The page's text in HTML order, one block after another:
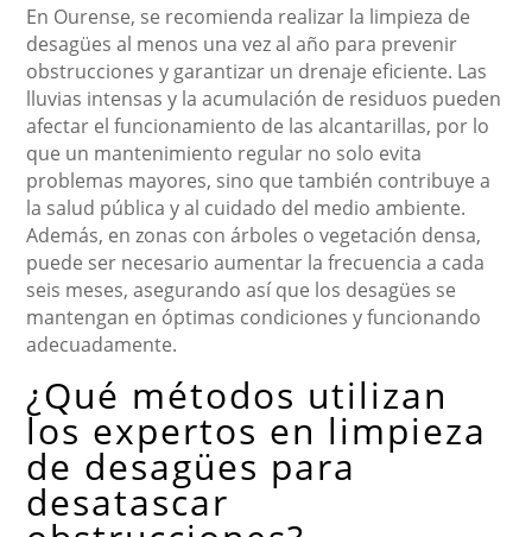
En Ourense, se recomienda realizar la limpieza de
desagües al menos una vez al año para prevenir
obstrucciones y garantizar un drenaje eficiente. Las
lluvias intensas y la acumulación de residuos pueden
afectar el funcionamiento de las alcantarillas, por lo
que un mantenimiento regular no solo evita
problemas mayores, sino que también contribuye a
la salud pública y al cuidado del medio ambiente.
Además, en zonas con árboles o vegetación densa,
puede ser necesario aumentar la frecuencia a cada
seis meses, asegurando así que los desagües se
mantengan en óptimas condiciones y funcionando
adecuadamente.
¿Qué métodos utilizan
los expertos en limpieza
de desagües para
desatascar